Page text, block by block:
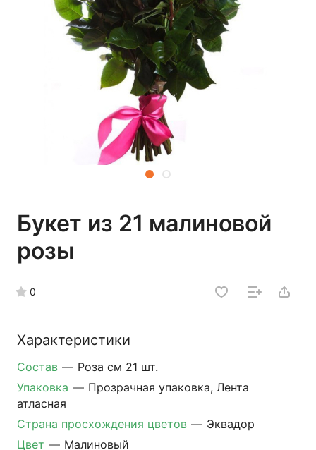
Букет из 21 малиновой
розы
0
Характеристики
Состав — Роза см 21 шт.
Упаковка — Прозрачная упаковка, Лента
атласная
Страна просхождения цветов — Эквадор
Цвет — Малиновый